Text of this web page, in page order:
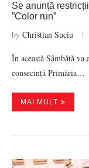
Se anunță
”Color run”
by Christian Suciu
În această Sâmbătă
consecință Primăria…
MAI MULT